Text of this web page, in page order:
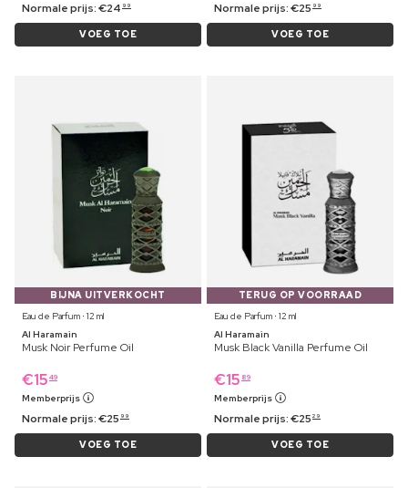
Normale prijs:€24 99
VOEG TOE
Normale prijs:€25 99
VOEG TOE
BIJNA UITVERKOCHT
Eau de Parfum ⋅ 12 ml
Al Haramain
Musk Noir Perfume Oil
€15 49
Memberprijs
Normale prijs:€25 99
VOEG TOE
TERUG OP VOORRAAD
Eau de Parfum ⋅ 12 ml
Al Haramain
Musk Black Vanilla Perfume Oil
€15 89
Memberprijs
Normale prijs:€25 29
VOEG TOE